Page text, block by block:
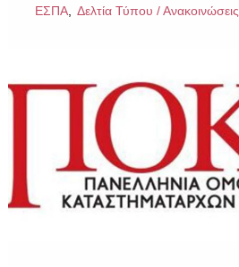
ΕΣΠΑ
Δελτία Τύπου / Ανακοινώσεις